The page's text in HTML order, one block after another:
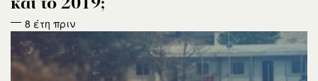
και το 2019;
8 έτη πριν